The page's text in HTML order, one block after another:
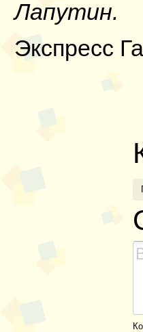
Лапутин.
Экспресс